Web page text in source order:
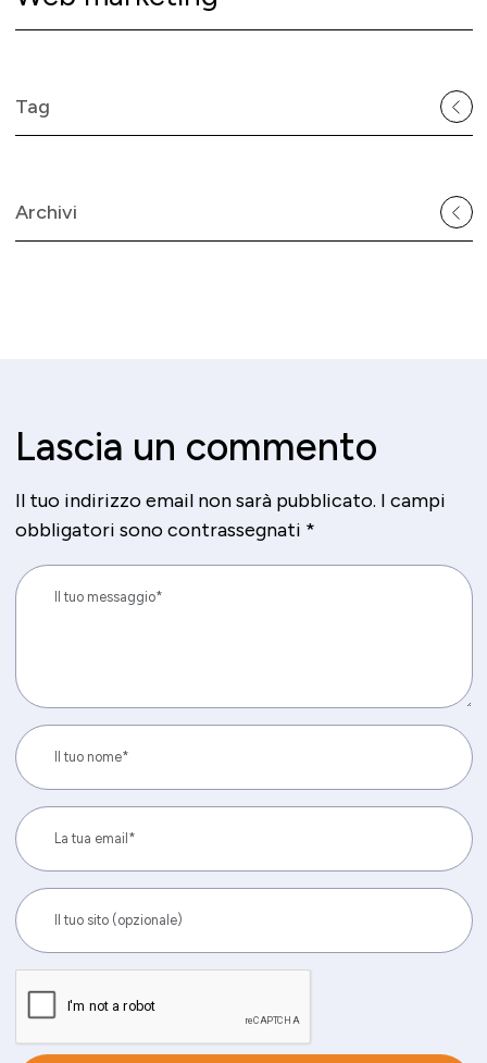
Tag
Archivi
Lascia un commento
Il tuo indirizzo email non sarà pubblicato. I campi
obbligatori sono contrassegnati *